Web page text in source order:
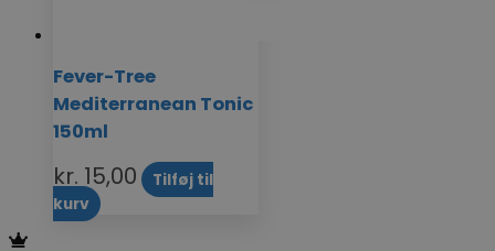
Fever-Tree
Mediterranean Tonic
150ml
kr. 15,00
Tilføj til
kurv